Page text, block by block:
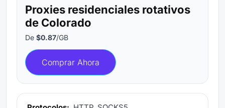
Proxies residenciales rotativos
de Colorado
De $0.87/GB
Comprar Ahora